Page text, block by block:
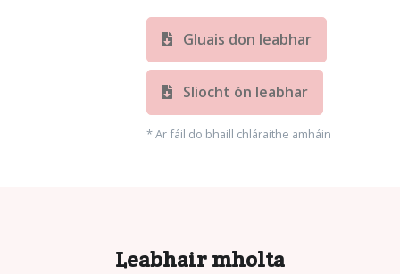
Gluais don leabhar
Sliocht ón leabhar
* Ar fáil do bhaill chláraithe amháin
Leabhair mholta